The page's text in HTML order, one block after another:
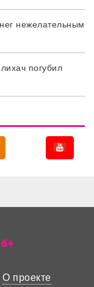
нежелательным
погубил
О проекте